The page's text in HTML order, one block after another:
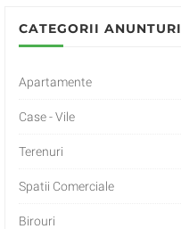
CATEGORII ANUNTURI
Apartamente
Case - Vile
Terenuri
Spatii Comerciale
Birouri